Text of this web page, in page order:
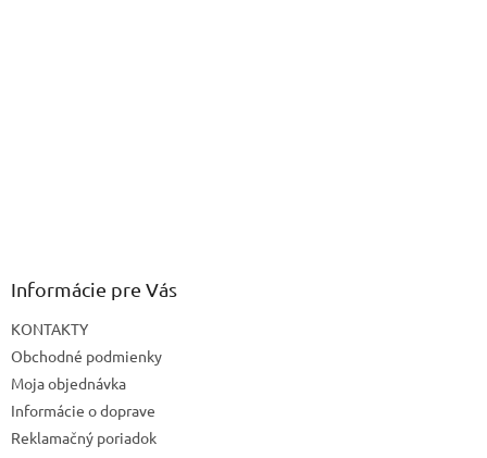
Informácie pre Vás
KONTAKTY
Obchodné podmienky
Moja objednávka
Informácie o doprave
Reklamačný poriadok